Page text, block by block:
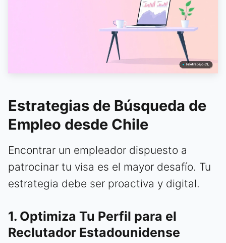
Estrategias de Búsqueda de
Empleo desde Chile
Encontrar un empleador dispuesto a
patrocinar tu visa es el mayor desafío. Tu
estrategia debe ser proactiva y digital.
1. Optimiza Tu Perfil para el
Reclutador Estadounidense